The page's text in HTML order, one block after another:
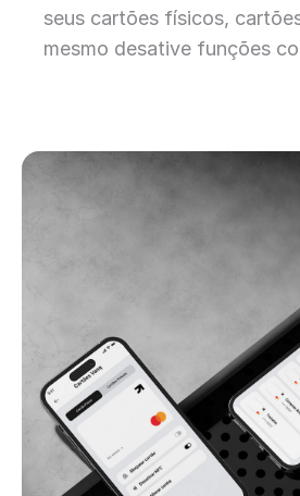
seus cartões físicos,
mesmo desative funções